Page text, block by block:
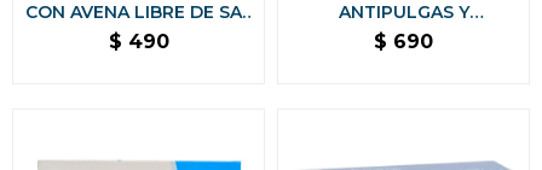
CON AVENA LIBRE DE SAL
PARA PIELES SENSIBLES
$ 490
ANTIPULGAS Y
GARRAPATAS PARA
$ 690